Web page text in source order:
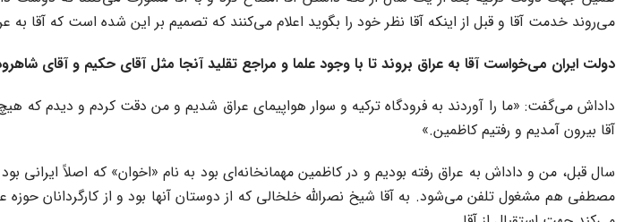
می‌روند خدمت آقا و قبل از اینکه آقا نظر خود را بگوید اعلام می‌کنند که تصمیم بر این شده است که آقا به
دولت ایران می‌خواست آقا به عراق بروند تا با وجود علما و مراجع تقلید آنجا مثل آقای حکیم و آقای
داداش می‌گفت: «ما را آوردند به فرودگاه ترکیه و سوار هواپیمای عراق شدیم و من دقت کردم و دیدم که هیچ
آقا بیرون آمدیم و رفتیم کاظمین.»
سال قبل، من و داداش به عراق رفته بودیم و در کاظمین مهمانخانه‌ای بود به نام «اخوان» که اصلاً
مصطفی هم مشغول تلفن می‌شود. به آقا شیخ نصراللّه‌ خلخالی که از دوستان آنها بود و از کارگردانان